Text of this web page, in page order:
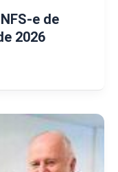
e de
2026